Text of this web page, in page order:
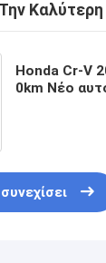
Καλύτερη
Honda Cr-V
0km Νέο